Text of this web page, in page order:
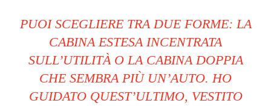
PUOI SCEGLIERE TRA DUE FORME: LA
CABINA ESTESA INCENTRATA
SULL’UTILITÀ O LA CABINA DOPPIA
CHE SEMBRA PIÙ UN’AUTO. HO
GUIDATO QUEST’ULTIMO, VESTITO